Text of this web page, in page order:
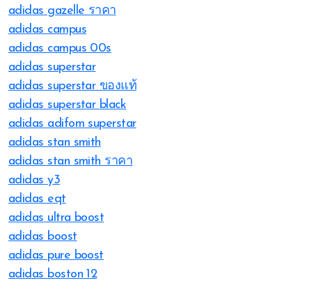
adidas gazelle ราคา
adidas campus
adidas campus 00s
adidas superstar
adidas superstar ของแท้
adidas superstar black
adidas adifom superstar
adidas stan smith
adidas stan smith ราคา
adidas y3
adidas eqt
adidas ultra boost
adidas boost
adidas pure boost
adidas boston 12